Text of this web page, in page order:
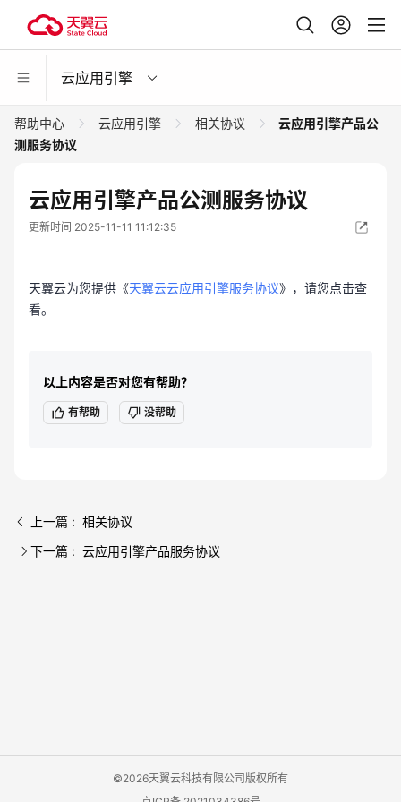
云应用引擎
帮助中心 云应用引擎 相关协议
云应用引擎产品公
测服务协议
云应用引擎产品公测服务协议
更新时间 2025-11-11 11:12:35
天翼云为您提供《天翼云云应用引擎服务协议》，请您点击查
看。
以上内容是否对您有帮助？
有帮助 没帮助
上一篇 : 相关协议
下一篇 : 云应用引擎产品服务协议
©2026天翼云科技有限公司版权所有